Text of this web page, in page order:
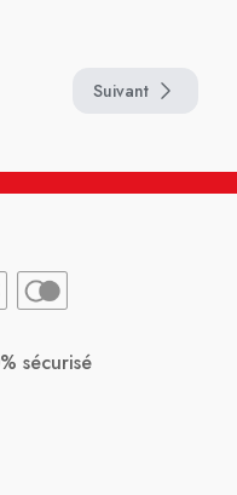
Suivant
sécurisé